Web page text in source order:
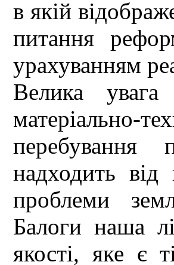
в якій
питання
урахуванням
Велика увага
перебування
надходить
проблеми
Балоги наша
якості, яке є